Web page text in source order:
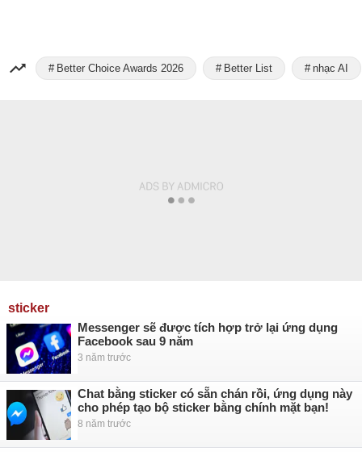
Better Choice Awards 2026 Better List nhạc AI
sticker
Messenger sẽ được tích hợp trở lại ứng dụng
Facebook sau 9 năm
3 năm trước
Chat bằng sticker có sẵn chán rồi, ứng dụng này
cho phép tạo bộ sticker bằng chính mặt bạn!
8 năm trước